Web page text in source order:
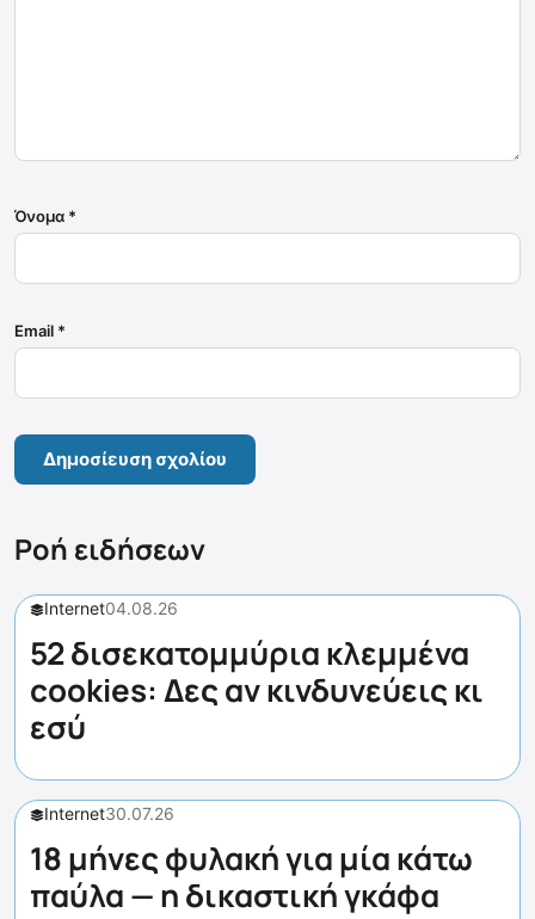
Όνομα *
Email *
Ροή ειδήσεων
Internet04.08.26
52 δισεκατομμύρια κλεμμένα
cookies: Δες αν κινδυνεύεις κι
εσύ
Internet30.07.26
18 μήνες φυλακή για μία κάτω
παύλα — η δικαστική γκάφα